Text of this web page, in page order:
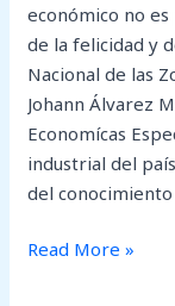
económico no
de la felicidad y
Nacional de las
Johann Álvarez
Economícas
industrial del
del
Read More »